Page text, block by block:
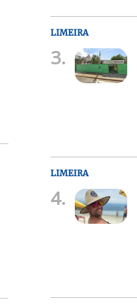
LIMEIRA
3.
LIMEIRA
4.